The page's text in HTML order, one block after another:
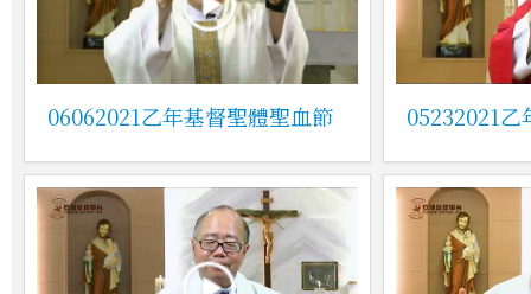
06062021乙年基督聖體聖血節 05232021乙